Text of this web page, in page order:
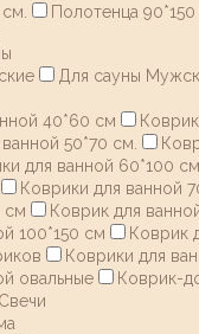
Полотенца 90*150
Для сауны
40*60 см
50*70 см.
для ванной 60*100 см.
Коврики для ванной
см
Коврик для
100*150 см
Коврик
Коврики для
овальные
Коврик-
Свечи